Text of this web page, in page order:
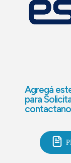
Agregá
para